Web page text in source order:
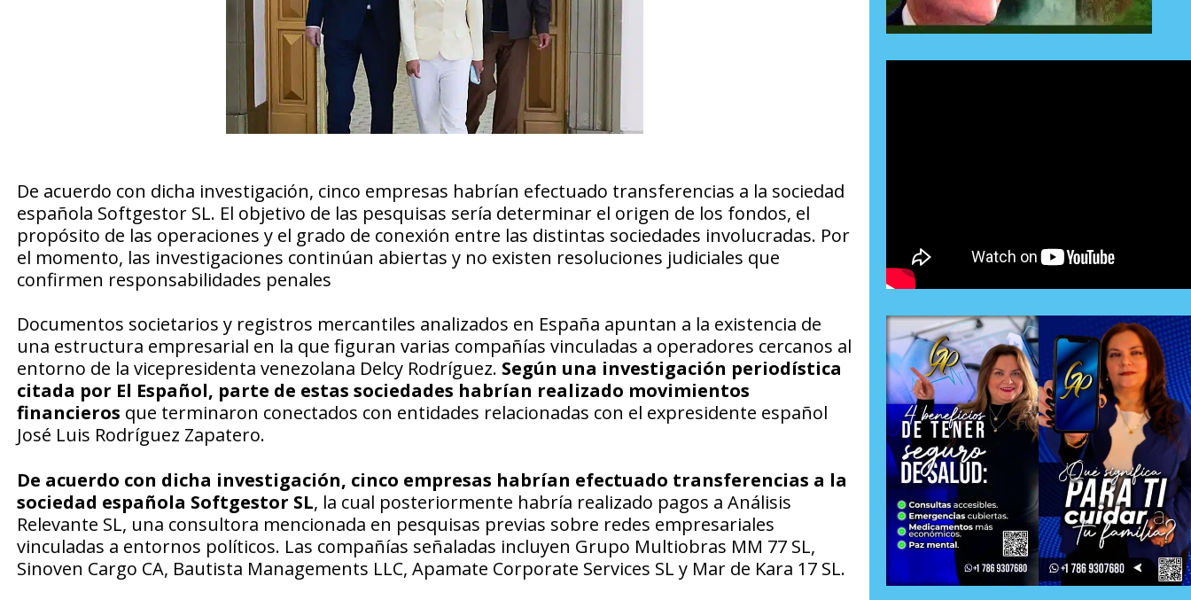
De acuerdo con dicha investigación, cinco empresas habrían efectuado transferencias a la sociedad
española Softgestor SL. El objetivo de las pesquisas sería determinar el origen de los fondos, el
propósito de las operaciones y el grado de conexión entre las distintas sociedades involucradas. Por
el momento, las investigaciones continúan abiertas y no existen resoluciones judiciales que
confirmen responsabilidades penales
Documentos societarios y registros mercantiles analizados en España apuntan a la existencia de
una estructura empresarial en la que figuran varias compañías vinculadas a operadores cercanos al
entorno de la vicepresidenta venezolana Delcy Rodríguez. Según una investigación periodística
citada por El Español, parte de estas sociedades habrían realizado movimientos
financieros que terminaron conectados con entidades relacionadas con el expresidente español
José Luis Rodríguez Zapatero.
De acuerdo con dicha investigación, cinco empresas habrían efectuado transferencias a la
sociedad española Softgestor SL, la cual posteriormente habría realizado pagos a Análisis
Relevante SL, una consultora mencionada en pesquisas previas sobre redes empresariales
vinculadas a entornos políticos. Las compañías señaladas incluyen Grupo Multiobras MM 77 SL,
Sinoven Cargo CA, Bautista Managements LLC, Apamate Corporate Services SL y Mar de Kara 17 SL.